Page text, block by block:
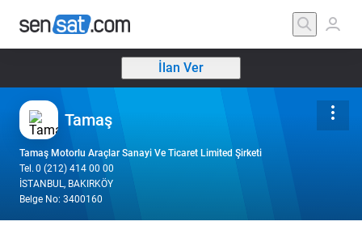
İlan Ver
Tamaş
Tamaş Motorlu Araçlar Sanayi Ve Ticaret Limited Şirketi
Tel. 0 (212) 414 00 00
İSTANBUL, BAKIRKÖY
Belge No: 3400160